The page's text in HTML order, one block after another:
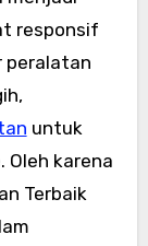
responsif
peralatan
untuk
Oleh karena
Terbaik